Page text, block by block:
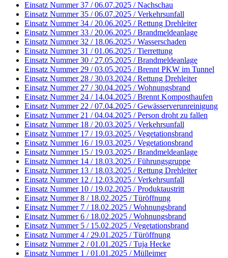
Einsatz Nummer 37 / 06.07.2025 / Nachschau
Einsatz Nummer 35 / 06.07.2025 / Verkehrsunfall
Einsatz Nummer 34 / 20.06.2025 / Rettung Drehleiter
Einsatz Nummer 33 / 20.06.2025 / Brandmeldeanlage
Einsatz Nummer 32 / 18.06.2025 / Wasserschaden
Einsatz Nummer 31 / 01.06.2025 / Tierrettung
Einsatz Nummer 30 / 27.05.2025 / Brandmeldeanlage
Einsatz Nummer 29 / 03.05.2025 / Brennt PKW im Tunnel
Einsatz Nummer 28 / 30.03.2024 / Rettung Drehleiter
Einsatz Nummer 27 / 30.04.2025 / Wohnungsbrand
Einsatz Nummer 24 / 14.04.2025 / Brennt Komposthaufen
Einsatz Nummer 22 / 07.04.2025 / Gewässerverunreinigung
Einsatz Nummer 21 / 04.04.2025 / Person droht zu fallen
Einsatz Nummer 18 / 20.03.2025 / Verkehrsunfall
Einsatz Nummer 17 / 19.03.2025 / Vegetationsbrand
Einsatz Nummer 16 / 19.03.2025 / Vegetationsbrand
Einsatz Nummer 15 / 19.03.2025 / Brandmeldeanlage
Einsatz Nummer 14 / 18.03.2025 / Führungsgruppe
Einsatz Nummer 13 / 18.03.2025 / Rettung Drehleiter
Einsatz Nummer 12 / 12.03.2025 / Verkehrsunfall
Einsatz Nummer 10 / 19.02.2025 / Produktaustritt
Einsatz Nummer 8 / 18.02.2025 / Türöffnung
Einsatz Nummer 7 / 18.02.2025 / Wohnungsbrand
Einsatz Nummer 6 / 18.02.2025 / Wohnungsbrand
Einsatz Nummer 5 / 15.02.2025 / Vegetationsbrand
Einsatz Nummer 4 / 29.01.2025 / Türöffnung
Einsatz Nummer 2 / 01.01.2025 / Tuja Hecke
Einsatz Nummer 1 / 01.01.2025 / Mülleimer